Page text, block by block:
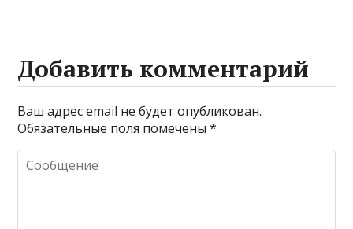
Добавить комментарий
Ваш адрес email не будет опубликован.
Обязательные поля помечены*